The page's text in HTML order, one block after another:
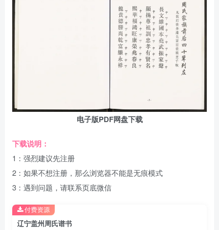
电子版PDF网盘下载
下载说明：
1：强烈建议先注册
2：如果不想注册，那么浏览器不能是无痕模式
3：遇到问题，请联系页底微信
辽宁盖州周氏谱书
付费资源